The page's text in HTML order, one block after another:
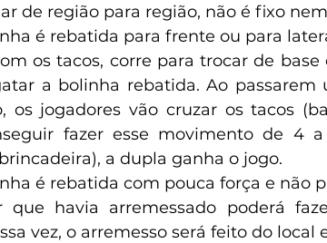
de região para região, não é fixo
é rebatida para frente ou para
os tacos, corre para trocar de
a bolinha rebatida. Ao
os jogadores vão cruzar os tacos
fazer esse movimento de 4
a dupla ganha o jogo.
é rebatida com pouca força e não
que havia arremessado poderá
vez, o arremesso será feito do local